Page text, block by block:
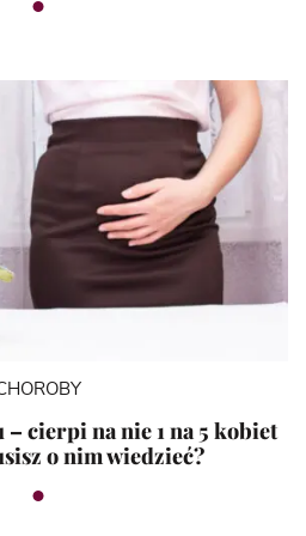
cierpi na nie 1 na 5 kobiet
o nim wiedzieć?